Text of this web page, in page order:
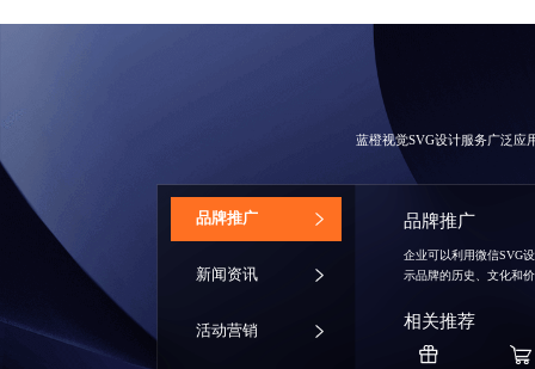
蓝橙视觉SVG设计服务广泛应
‌品牌推广
新闻资讯
活动营销
品牌推广
企业可以利用微信SVG
示品牌的历史、文化和
相关推荐